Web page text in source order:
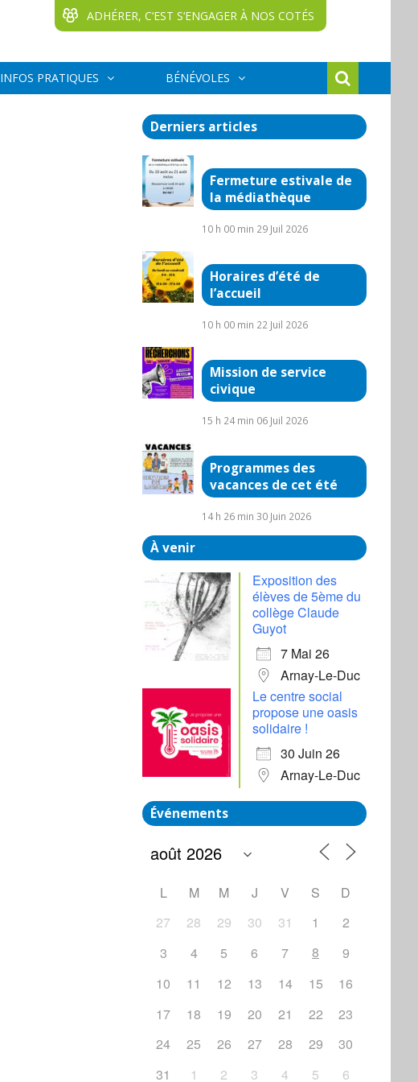
ADHÉRER, C‘EST S‘ENGAGER À NOS COTÉS
INFOS PRATIQUES BÉNÉVOLES
Derniers articles
Fermeture estivale de
la médiathèque
10 h 00 min 29 Juil 2026
Horaires d’été de
l’accueil
10 h 00 min 22 Juil 2026
Mission de service
civique
15 h 24 min 06 Juil 2026
Programmes des
vacances de cet été
14 h 26 min 30 Juin 2026
À venir
Exposition des
élèves de 5ème du
collège Claude
Guyot
7 Mai 26
Arnay-Le-Duc
Le centre social
propose une oasis
solidaire !
30 Juin 26
Arnay-Le-Duc
Événements
L M M J V S
D
27
28 29 30 31 1
2
3
4 5 6 7 8
9
10
11 12 13 14 15
16
17
18 19 20 21 22
23
24
25 26 27 28 29
30
31
1 2 3 4 5 6